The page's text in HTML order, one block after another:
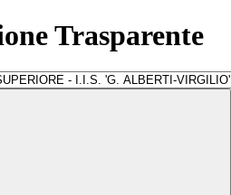
Trasparente